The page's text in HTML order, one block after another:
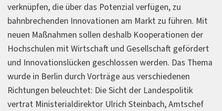
verknüpfen, die über das Potenzial verfügen, zu
bahnbrechenden Innovationen am Markt zu führen. Mit
neuen Maßnahmen sollen deshalb Kooperationen der
Hochschulen mit Wirtschaft und Gesellschaft gefördert
und Innovationslücken geschlossen werden. Das Thema
wurde in Berlin durch Vorträge aus verschiedenen
Richtungen beleuchtet: Die Sicht der Landespolitik
vertrat Ministerialdirektor Ulrich Steinbach, Amtschef